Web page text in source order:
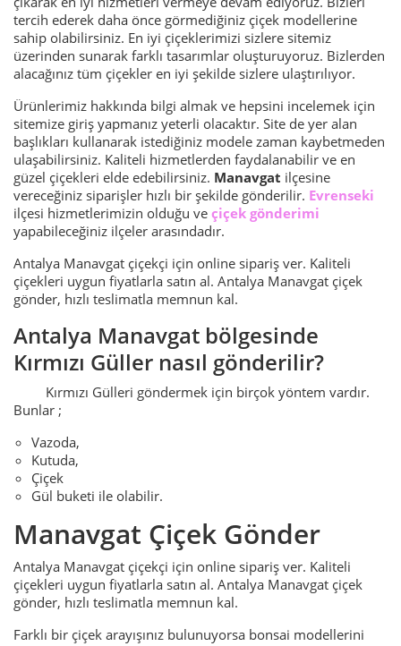
tercih ederek daha önce görmediğiniz çiçek modellerine
sahip olabilirsiniz. En iyi çiçeklerimizi sizlere sitemiz
üzerinden sunarak farklı tasarımlar oluşturuyoruz. Bizlerden
alacağınız tüm çiçekler en iyi şekilde sizlere ulaştırılıyor.
Ürünlerimiz hakkında bilgi almak ve hepsini incelemek için
sitemize giriş yapmanız yeterli olacaktır. Site de yer alan
başlıkları kullanarak istediğiniz modele zaman kaybetmeden
ulaşabilirsiniz. Kaliteli hizmetlerden faydalanabilir ve en
güzel çiçekleri elde edebilirsiniz. Manavgat ilçesine
vereceğiniz siparişler hızlı bir şekilde gönderilir. Evrenseki
ilçesi hizmetlerimizin olduğu ve çiçek gönderimi
yapabileceğiniz ilçeler arasındadır.
Antalya Manavgat çiçekçi için online sipariş ver. Kaliteli
çiçekleri uygun fiyatlarla satın al. Antalya Manavgat çiçek
gönder, hızlı teslimatla memnun kal.
Antalya Manavgat bölgesinde
Kırmızı Güller nasıl gönderilir?
Kırmızı Gülleri göndermek için birçok yöntem vardır.
Bunlar ;
Vazoda,
Kutuda,
Çiçek
Gül buketi ile olabilir.
Manavgat Çiçek Gönder
Antalya Manavgat çiçekçi için online sipariş ver. Kaliteli
çiçekleri uygun fiyatlarla satın al. Antalya Manavgat çiçek
gönder, hızlı teslimatla memnun kal.
Farklı bir çiçek arayışınız bulunuyorsa bonsai modellerini